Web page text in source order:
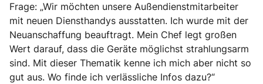
Frage: „Wir möchten unsere Außendienstmitarbeiter
mit neuen Diensthandys ausstatten. Ich wurde mit der
Neuanschaffung beauftragt. Mein Chef legt großen
Wert darauf, dass die Geräte möglichst strahlungsarm
sind. Mit dieser Thematik kenne ich mich aber nicht so
gut aus. Wo finde ich verlässliche Infos dazu?“